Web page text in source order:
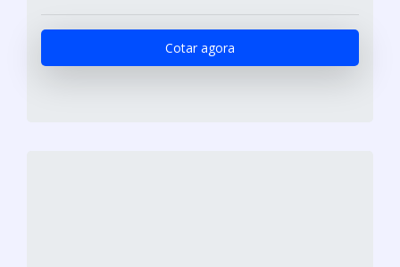
Cotar agora